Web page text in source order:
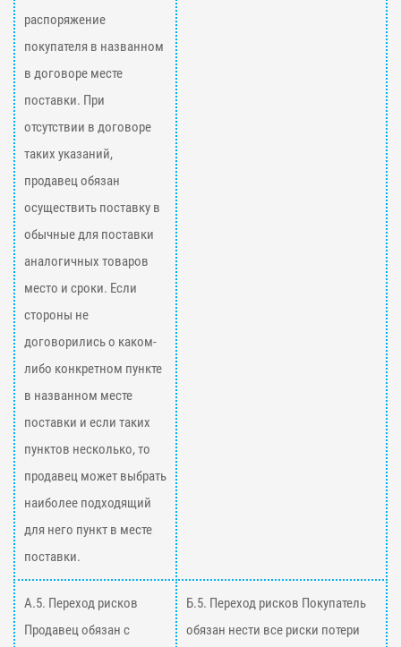
распоряжение
покупателя в названном
в договоре месте
поставки. При
отсутствии в договоре
таких указаний,
продавец обязан
осуществить поставку в
обычные для поставки
аналогичных товаров
место и сроки. Если
стороны не
договорились о каком-
либо конкретном пункте
в названном месте
поставки и если таких
пунктов несколько, то
продавец может выбрать
наиболее подходящий
для него пункт в месте
поставки.
А.5. Переход рисков
Продавец обязан с
Б.5. Переход рисков Покупатель
обязан нести все риски потери